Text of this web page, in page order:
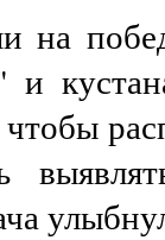
на
и